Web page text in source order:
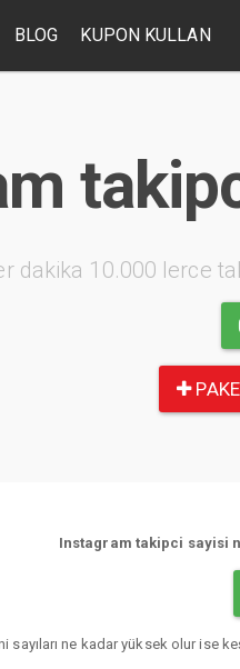
BLOG KUPON KULLAN
dakika 10.000 lerce
Instagram takipci sayisi
sayıları ne kadar yüksek olur ise